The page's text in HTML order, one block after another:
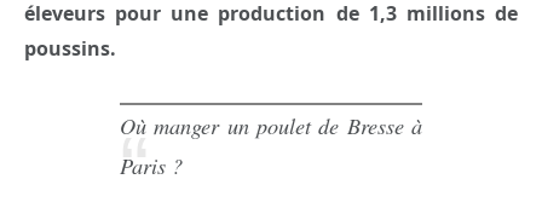
éleveurs pour une production de 1,3 millions de
poussins.
Où manger un poulet de Bresse à
Paris ?